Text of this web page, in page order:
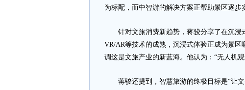
为标配，而中智游的解决方案正帮助景区逐步
针对文旅消费新趋势，蒋骏分享了在沉浸
VR/AR等技术的成熟，沉浸式体验正成为景
调这是文旅产业的新蓝海。他认为：“无人机
蒋骏还提到，智慧旅游的终极目标是“让文